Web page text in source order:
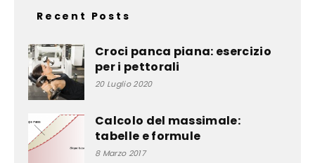
Recent Posts
Croci panca piana: esercizio
per i pettorali
20 Luglio 2020
Calcolo del massimale:
tabelle e formule
8 Marzo 2017